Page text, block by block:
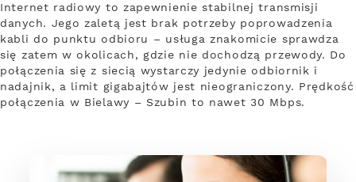
Internet radiowy to zapewnienie stabilnej transmisji
danych. Jego zaletą jest brak potrzeby poprowadzenia
kabli do punktu odbioru – usługa znakomicie sprawdza
się zatem w okolicach, gdzie nie dochodzą przewody. Do
połączenia się z siecią wystarczy jedynie odbiornik i
nadajnik, a limit gigabajtów jest nieograniczony. Prędkość
połączenia w Bielawy – Szubin to nawet 30 Mbps.